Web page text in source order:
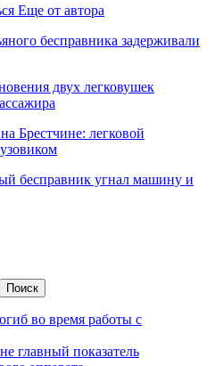
Еще от автора
бесправника задерживали
двух легковушек
Брестчине: легковой
бесправник угнал машину и
во время работы с
главный показатель